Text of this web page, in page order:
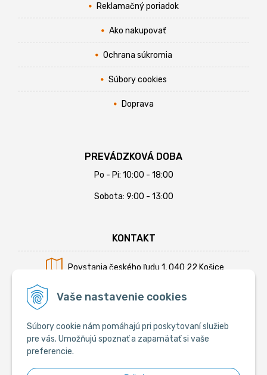
Vaše nastavenie cookies
Súbory cookie nám pomáhajú pri poskytovaní služieb
pre vás. Umožňujú spoznať a zapamätať si vaše
preferencie.
Reklamačný poriadok
Ako nakupovať
Ochrana súkromia
Súbory cookies
Doprava
PREVÁDZKOVÁ DOBA
Po - Pi: 10:00 - 18:00
Sobota: 9:00 - 13:00
KONTAKT
Povstania českého ľudu 1, 040 22 Košice
Mobil:+421 902 794 355
E-mail:info@krmiva.sk